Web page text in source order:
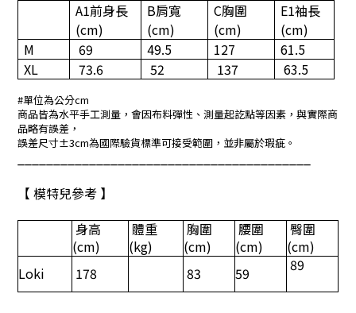
A1前身長
(cm)
B肩寬
(cm)
C胸圍
(cm)
E1袖長
(cm)
M
69 49.5 127
61.5
XL
73.6 52 137 63.5
#單位為公分cm
商品皆為水平手工測量，會因布料彈性、測量起訖點等因素，與實際商
品略有誤差，
誤差尺寸±3cm為國際驗貨標準可接受範圍，並非屬於瑕疵。
【 模特兒參考 】
身高
(cm)
體重
(kg)
胸圍
(cm)
腰圍
(cm)
臀圍
(cm)
Loki
178 83 59 89